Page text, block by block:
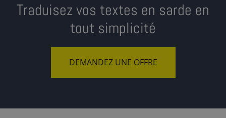
Traduisez vos textes en sarde en
tout simplicité
DEMANDEZ UNE OFFRE